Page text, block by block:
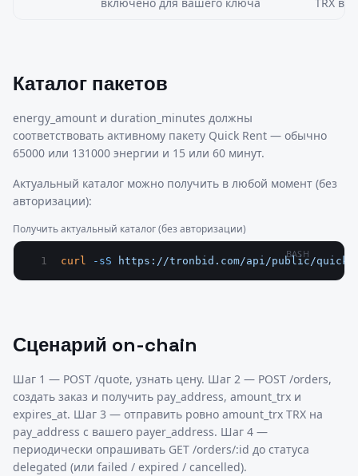
Каталог пакетов
energy_amount и duration_minutes должны
соответствовать активному пакету Quick Rent — обычно
65000 или 131000 энергии и 15 или 60 минут.
Актуальный каталог можно получить в любой момент (без
авторизации):
Получить актуальный каталог (без авторизации)
BASH
curl -sS https://tronbid.com/api/public/quick-
Сценарий on-chain
Шаг 1 — POST /quote, узнать цену. Шаг 2 — POST /orders,
создать заказ и получить pay_address, amount_trx и
expires_at. Шаг 3 — отправить ровно amount_trx TRX на
pay_address с вашего payer_address. Шаг 4 —
периодически опрашивать GET /orders/:id до статуса
delegated (или failed / expired / cancelled).